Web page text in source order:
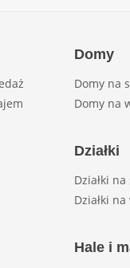
Domy
Domy na
Domy na
Działki
Działki
Działki
Hale i